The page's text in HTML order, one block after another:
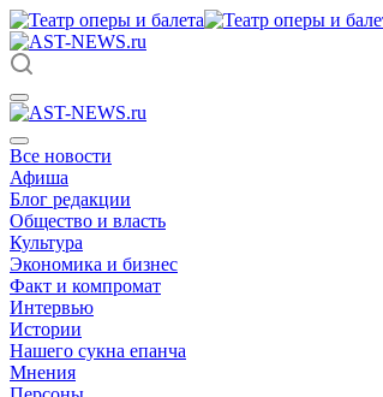
Все новости
Афиша
Блог редакции
Общество и власть
Культура
Экономика и бизнес
Факт и компромат
Интервью
Истории
Нашего сукна епанча
Мнения